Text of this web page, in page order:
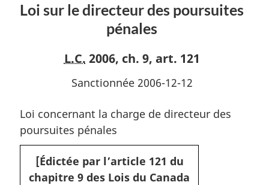
pénales
poursuites
pénales
poursuites
Loi sur le directeur des poursuites
pénales
L.C. 2006, ch. 9, art. 121
Sanctionnée 2006-12-12
Loi concernant la charge de directeur des
poursuites pénales
[Édictée par l’article 121 du
chapitre 9 des Lois du Canada